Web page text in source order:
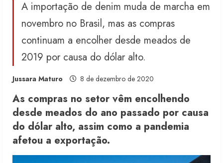
A importação de denim muda de marcha em
novembro no Brasil, mas as compras
continuam a encolher desde meados de
2019 por causa do dólar alto.
Jussara Maturo 8 de dezembro de 2020
As compras no setor vêm encolhendo
desde meados do ano passado por causa
do dólar alto, assim como a pandemia
afetou a exportação.